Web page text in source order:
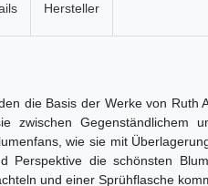
Hersteller
die Basis der Werke von Ruth
zwischen Gegenständlichem
wie sie mit
Perspektive die schönsten
und einer Sprühflasche